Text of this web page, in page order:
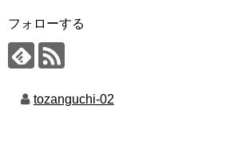
フォローする
tozanguchi-02